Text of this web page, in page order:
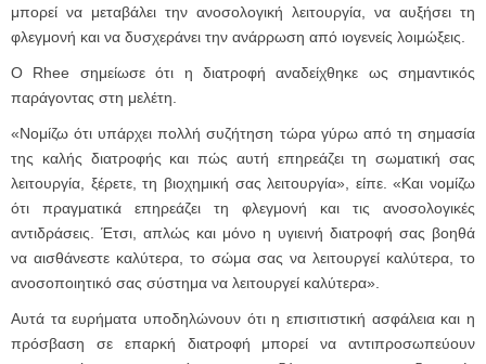
μπορεί να μεταβάλει την ανοσολογική λειτουργία, να αυξήσει τη
φλεγμονή και να δυσχεράνει την ανάρρωση από ιογενείς λοιμώξεις.
Ο Rhee σημείωσε ότι η διατροφή αναδείχθηκε ως σημαντικός
παράγοντας στη μελέτη.
«Νομίζω ότι υπάρχει πολλή συζήτηση τώρα γύρω από τη σημασία
της καλής διατροφής και πώς αυτή επηρεάζει τη σωματική σας
λειτουργία, ξέρετε, τη βιοχημική σας λειτουργία», είπε. «Και νομίζω
ότι πραγματικά επηρεάζει τη φλεγμονή και τις ανοσολογικές
αντιδράσεις. Έτσι, απλώς και μόνο η υγιεινή διατροφή σας βοηθά
να αισθάνεστε καλύτερα, το σώμα σας να λειτουργεί καλύτερα, το
ανοσοποιητικό σας σύστημα να λειτουργεί καλύτερα».
Αυτά τα ευρήματα υποδηλώνουν ότι η επισιτιστική ασφάλεια και η
πρόσβαση σε επαρκή διατροφή μπορεί να αντιπροσωπεύουν